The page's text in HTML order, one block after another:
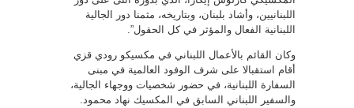
اللبنانيين، وأشاد بلبنان، وبتاريخه، مثمنا دور الجالية
اللبنانية الفعال والمؤثر في كل الحقول”.
وكان القائم بالأعمال اللبناني في مكسيكو رودي قزي
أقام استقبالا على شرف الوفود العالمية في مبنى
السفارة اللبنانية، في حضور شخصيات ووجهاء الجالية،
والسفير اللبناني السابق في المكسيك نهاد محمود.